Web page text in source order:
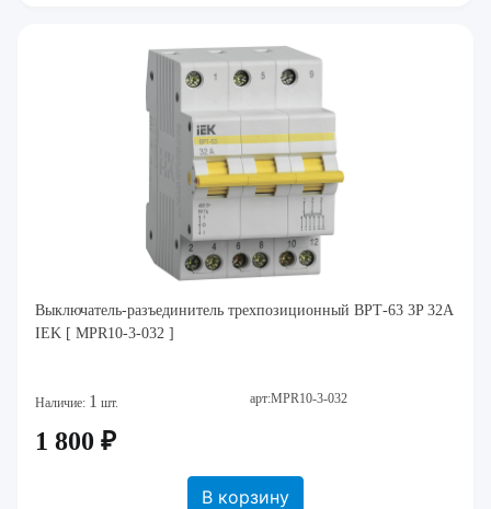
Выключатель-разъединитель трехпозиционный ВРТ-63 3P 32А
IEK [ MPR10-3-032 ]
Наличие: 1 шт. арт:MPR10-3-032
1 800 ₽
В корзину